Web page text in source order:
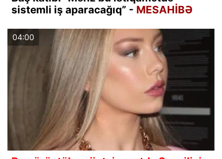
sistemli iş aparacağıq” - MESAHİBƏ
04:00